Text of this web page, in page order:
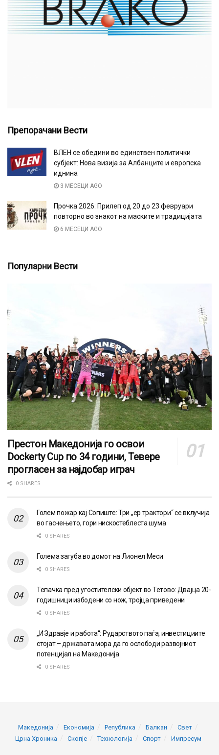
Препорачани Вести
ВЛЕН се обедини во единствен политички
субјект: Нова визија за Албанците и европска
иднина
3 МЕСЕЦИ AGO
Прочка 2026: Прилеп од 20 до 23 февруари
повторно во знакот на маските и традицијата
6 МЕСЕЦИ AGO
Популарни Вести
Престон Македонија го освои
Dockerty Cup по 34 години, Тевере
прогласен за најдобар играч
0 SHARES
Голем пожар кај Сопиште: Три „ер трактори“ се вклучија
во гаснењето, гори нискостеблеста шума
0 SHARES
Голема загуба во домот на Лионел Меси
0 SHARES
Тепачка пред угостителски објект во Тетово: Двајца 20-
годишници избодени со нож, тројца приведени
0 SHARES
„И Здравје и работа“: Рударството паѓа, инвестициите
стојат – државата мора да го ослободи развојниот
потенцијал на Македонија
0 SHARES
Македонија Економија Република Балкан
Свет
Црна Хроника
Скопје Технологија Спорт Импресум